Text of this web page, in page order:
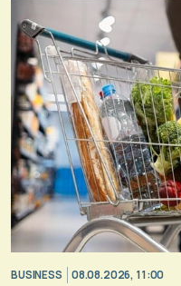
BUSINESS 08.08.2026, 11:00